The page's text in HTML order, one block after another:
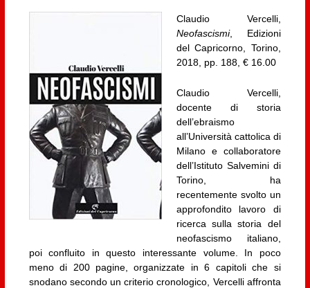
Claudio Vercelli,
Neofascismi, Edizioni
del Capricorno, Torino,
2018, pp. 188, € 16.00
Claudio Vercelli,
docente di storia
dell’ebraismo
all’Università cattolica di
Milano e collaboratore
dell’Istituto Salvemini di
Torino, ha
recentemente svolto un
approfondito lavoro di
ricerca sulla storia del
neofascismo italiano,
poi confluito in questo interessante volume. In poco
meno di 200 pagine, organizzate in 6 capitoli che si
snodano secondo un criterio cronologico, Vercelli affronta